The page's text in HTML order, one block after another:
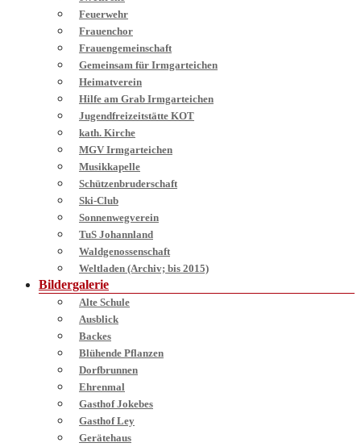
Feuerwehr
Frauenchor
Frauengemeinschaft
Gemeinsam für Irmgarteichen
Heimatverein
Hilfe am Grab Irmgarteichen
Jugendfreizeitstätte KOT
kath. Kirche
MGV Irmgarteichen
Musikkapelle
Schützenbruderschaft
Ski-Club
Sonnenwegverein
TuS Johannland
Waldgenossenschaft
Weltladen (Archiv; bis 2015)
Bildergalerie
Alte Schule
Ausblick
Backes
Blühende Pflanzen
Dorfbrunnen
Ehrenmal
Gasthof Jokebes
Gasthof Ley
Gerätehaus